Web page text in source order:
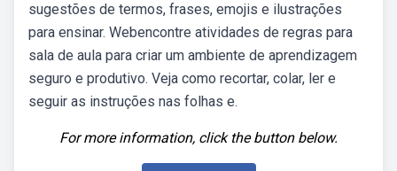
sugestões de termos, frases, emojis e ilustrações
para ensinar. Webencontre atividades de regras para
sala de aula para criar um ambiente de aprendizagem
seguro e produtivo. Veja como recortar, colar, ler e
seguir as instruções nas folhas e.
For more information, click the button below.